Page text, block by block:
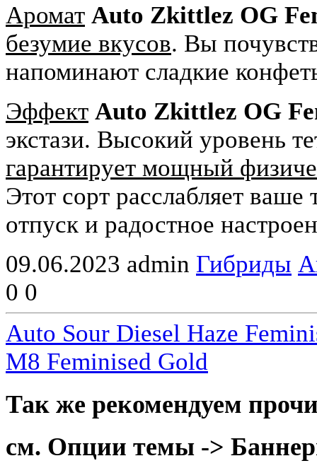
Аромат Auto Zkittlez OG
безумие вкусов. Вы
напоминают сладкие
Эффект Auto Zkittlez OG
экстази. Высокий уровень
гарантирует мощный
Этот сорт расслабляет
отпуск и радостное
09.06.2023 admin Гибриды
0 0
Auto Sour Diesel Haze
M8 Feminised Gold
Так же рекомендуем
см. Опции темы ->